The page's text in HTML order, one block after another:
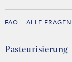
FAQ – ALLE
Pasteurisierung